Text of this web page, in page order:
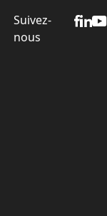
Suivez-
nous